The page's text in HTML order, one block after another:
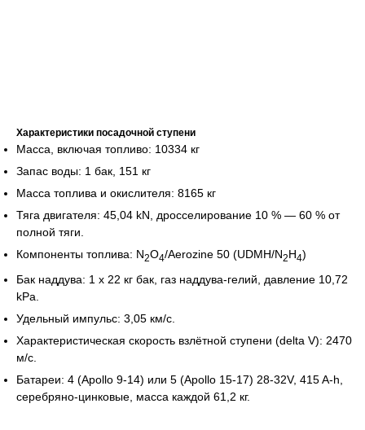
Характеристики посадочной ступени
Масса, включая топливо: 10334 кг
Запас воды: 1 бак, 151 кг
Масса топлива и окислителя: 8165 кг
Тяга двигателя: 45,04 kN, дросселирование 10 % — 60 % от
полной тяги.
Компоненты топлива: N2O4/Aerozine 50 (UDMH/N2H4)
Бак наддува: 1 x 22 кг бак, газ наддува-гелий, давление 10,72
kPa.
Удельный импульс: 3,05 км/с.
Характеристическая скорость взлётной ступени (delta V): 2470
м/с.
Батареи: 4 (Apollo 9-14) или 5 (Apollo 15-17) 28-32V, 415 A-h,
серебряно-цинковые, масса каждой 61,2 кг.